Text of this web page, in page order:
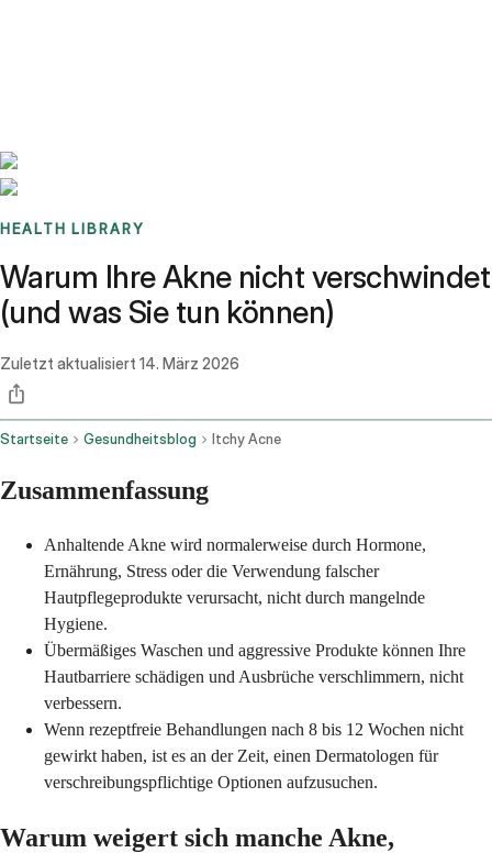
HEALTH LIBRARY
Warum Ihre Akne nicht verschwindet
(und was Sie tun können)
Zuletzt aktualisiert 14. März 2026
Startseite Gesundheitsblog Itchy Acne
Zusammenfassung
Anhaltende Akne wird normalerweise durch Hormone,
Ernährung, Stress oder die Verwendung falscher
Hautpflegeprodukte verursacht, nicht durch mangelnde
Hygiene.
Übermäßiges Waschen und aggressive Produkte können Ihre
Hautbarriere schädigen und Ausbrüche verschlimmern, nicht
verbessern.
Wenn rezeptfreie Behandlungen nach 8 bis 12 Wochen nicht
gewirkt haben, ist es an der Zeit, einen Dermatologen für
verschreibungspflichtige Optionen aufzusuchen.
Warum weigert sich manche Akne,